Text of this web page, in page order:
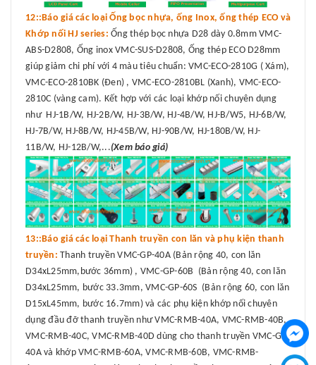
12::Báo giá các loại Ống bọc nhựa, ống Inox, ống thép ECO và
Khớp nối HJ series: Ống thép bọc nhựa D28 dày 0.8mm VMC-
ABS-D2808, Ống inox VMC-SUS-D2808, Ống thép ECO D28mm
giúp giảm chi phí với 4 màu tiêu chuẩn: VMC-ECO-2810G ( Xám),
VMC-ECO-2810BK (Đen) , VMC-ECO-2810BL (Xanh), VMC-ECO-
2810C (vàng cam). Kết hợp với các loại khớp nối chuyên dụng
như HJ-1B/W, HJ-2B/W, HJ-3B/W, HJ-4B/W, HJ-B/W5, HJ-6B/W,
HJ-7B/W, HJ-8B/W, HJ-45B/W, HJ-90B/W, HJ-180B/W, HJ-
11B/W, HJ-12B/W,...(Xem báo giá)
13::Báo giá các loại Thanh truyền con lăn và phụ kiện thanh
truyền: Thanh truyền VMC-GP-40A (Bản rộng 40, con lăn
D34xL25mm,bước 36mm) , VMC-GP-60B (Bản rộng 40, con lăn
D34xL25mm, bước 33.3mm, VMC-GP-60S (Bản rộng 60, con lăn
D15xL45mm, bước 16.7mm) và các phụ kiện khớp nối chuyên
dụng đầu đỡ thanh truyền như VMC-RMB-40A, VMC-RMB-40B,
VMC-RMB-40C, VMC-RMB-40D dùng cho thanh truyền VMC-GP-
40A và khớp VMC-RMB-60A, VMC-RMB-60B, VMC-RMB-